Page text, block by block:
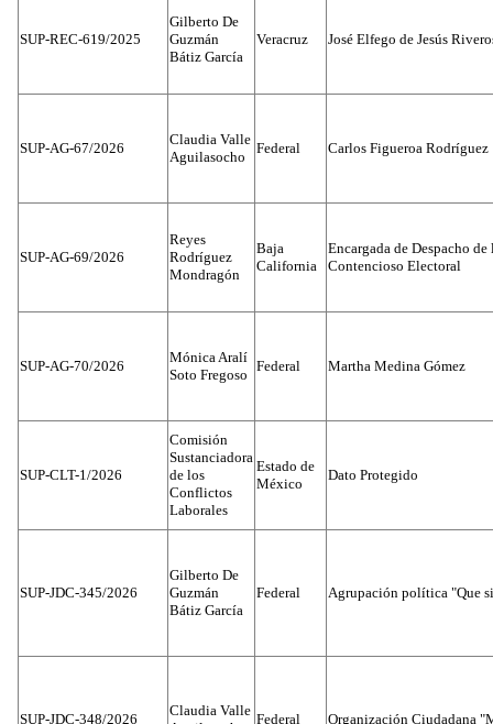
SUP-REC-619/2025
Gilberto De
Guzmán
Bátiz García
Veracruz José Elfego de Jesús
SUP-AG-67/2026
Claudia Valle
Aguilasocho
Federal Carlos Figueroa Rodríguez
SUP-AG-69/2026
Reyes
Rodríguez
Mondragón
Baja
California
Encargada de Despacho
Contencioso Electoral
SUP-AG-70/2026
Mónica Aralí
Soto Fregoso
Federal Martha Medina Gómez
SUP-CLT-1/2026
Comisión
Sustanciadora
de los
Conflictos
Laborales
Estado de
México
Dato Protegido
SUP-JDC-345/2026
Gilberto De
Guzmán
Bátiz García
Federal Agrupación política "Que
SUP-JDC-348/2026
Claudia Valle
Federal Organización Ciudadana